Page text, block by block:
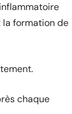
la formation de
chaque